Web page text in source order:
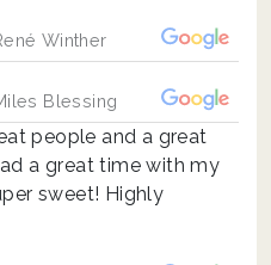
Winther
Blessing
people and a great
a great time with my
sweet! Highly